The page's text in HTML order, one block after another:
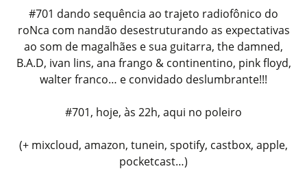
#701 dando sequência ao trajeto radiofônico do
roNca com nandão desestruturando as expectativas
ao som de magalhães e sua guitarra, the damned,
B.A.D, ivan lins, ana frango & continentino, pink floyd,
walter franco… e convidado deslumbrante!!!
#701, hoje, às 22h, aqui no poleiro
(+ mixcloud, amazon, tunein, spotify, castbox, apple,
pocketcast…)